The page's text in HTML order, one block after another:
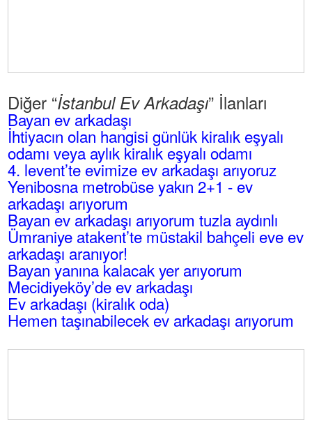
Diğer “İstanbul Ev Arkadaşı” İlanları
Bayan ev arkadaşı
İhtiyacın olan hangisi günlük kiralık eşyalı
odamı veya aylık kiralık eşyalı odamı
4. levent’te evimize ev arkadaşı arıyoruz
Yenibosna metrobüse yakın 2+1 - ev
arkadaşı arıyorum
Bayan ev arkadaşı arıyorum tuzla aydınlı
Ümraniye atakent’te müstakil bahçeli eve ev
arkadaşı aranıyor!
Bayan yanına kalacak yer arıyorum
Mecidiyeköy’de ev arkadaşı
Ev arkadaşı (kiralık oda)
Hemen taşınabilecek ev arkadaşı arıyorum